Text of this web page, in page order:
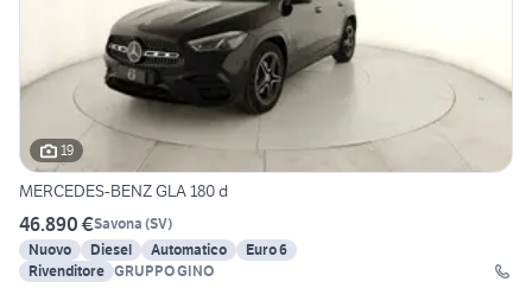
19
MERCEDES-BENZ GLA 180 d
46.890 €Savona (SV)
Nuovo
Diesel Automatico
Euro 6
Rivenditore GRUPPO GINO